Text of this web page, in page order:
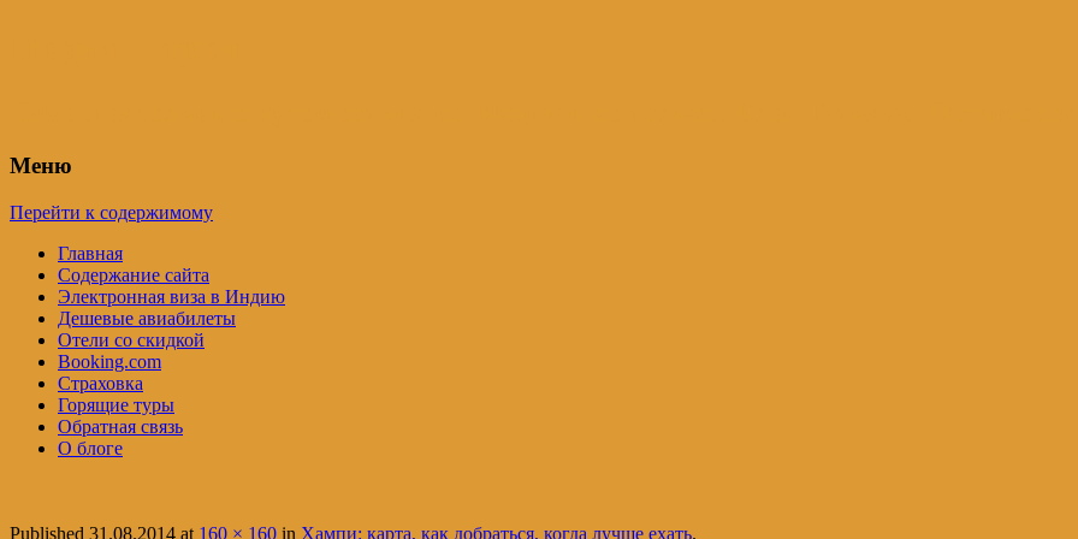
Меню
Перейти к содержимому
Главная
Содержание сайта
Электронная виза в Индию
Дешевые авиабилеты
Отели со скидкой
Booking.com
Страховка
Горящие туры
Обратная связь
О блоге
Published 31.08.2014 at 160 × 160 in Хампи: карта, как добраться, когда лучше ехать.